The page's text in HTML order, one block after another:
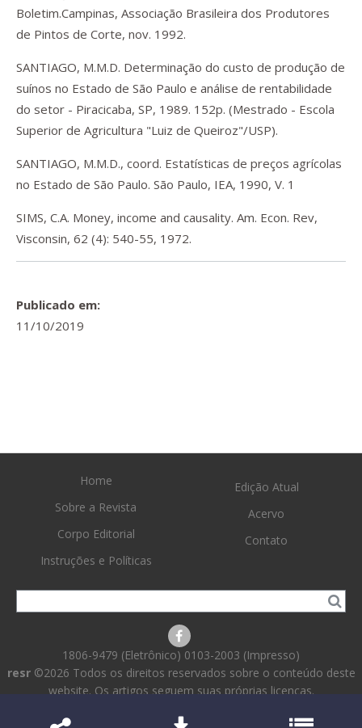
Boletim.Campinas, Associação Brasileira dos Produtores
de Pintos de Corte, nov. 1992.
SANTIAGO, M.M.D. Determinação do custo de produção de
suínos no Estado de São Paulo e análise de rentabilidade
do setor - Piracicaba, SP, 1989. 152p. (Mestrado - Escola
Superior de Agricultura "Luiz de Queiroz"/USP).
SANTIAGO, M.M.D., coord. Estatísticas de preços agrícolas
no Estado de São Paulo. São Paulo, IEA, 1990, V. 1
SIMS, C.A. Money, income and causality. Am. Econ. Rev,
Visconsin, 62 (4): 540-55, 1972.
Publicado em:
11/10/2019
Home
Sobre a Revista
Corpo Editorial
Instruções e Políticas
Edição Atual
Acervo
Contato
1806-9479 (Eletrônico) 0103-2003 (Impresso)
resr ©2026 Todos os direitos reservados sobre o conteúdo deste
website. Os artigos seguem suas próprias licenças.